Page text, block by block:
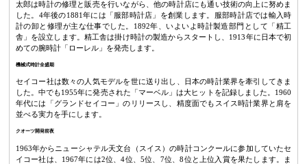
太郎は時計の修理と販売を行いながら、他の時計店にも通い技術の向上に努めま
した。4年後の1881年には「服部時計店」を創業します。服部時計店では輸入時
計の卸と修理が主な仕事でした。1892年、いよいよ時計製造部門として「精工
舎」を設立します。精工舎は掛け時計の製造からスタートし、1913年に日本で初
めての腕時計「ローレル」を発売します。
機械式時計全盛期
セイコー社は数々の人気モデルを世に送り出し、日本の時計業界を牽引してきま
した。中でも1955年に発売された「マーベル」は大ヒットを記録しました。1960
年代には「グランドセイコー」のリリースし、精度面でもスイス時計業界と肩を
並べる実力を手にします。
クオーツ開発前夜
1963年からニューシャテル天文台（スイス）の時計コンクールに参加していたセ
イコー社は、1967年には2位、4位、5位、7位、8位と上位入賞を果たします。ま